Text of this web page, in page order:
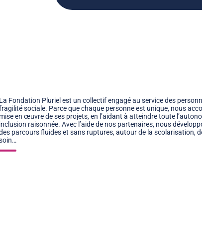
La Fondation Pluriel est un collectif engagé au service des
sociale. Parce que chaque personne est unique, nous
mise en œuvre de ses projets, en l’aidant à atteindre toute
inclusion raisonnée. Avec l’aide de nos partenaires, nous
parcours fluides et sans ruptures, autour de la scolarisation,